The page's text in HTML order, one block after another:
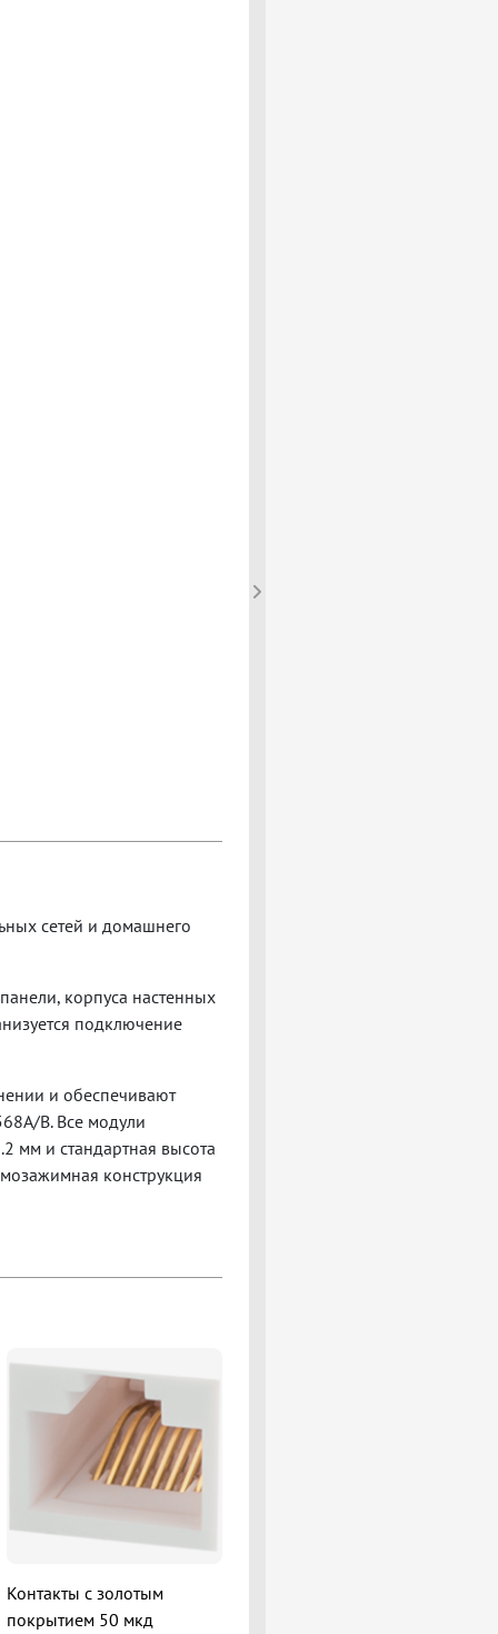
сетей и домашнего
корпуса настенных
подключение
и обеспечивают
B. Все модули
мм и стандартная высота
конструкция
Контакты с золотым
покрытием 50 мкд